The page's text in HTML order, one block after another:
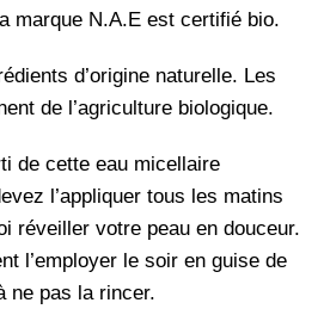
marque N.A.E est certifié bio.
d’origine naturelle. Les
de l’agriculture biologique.
de cette eau micellaire
l’appliquer tous les matins
réveiller votre peau en douceur.
l’employer le soir en guise de
ne pas la rincer.